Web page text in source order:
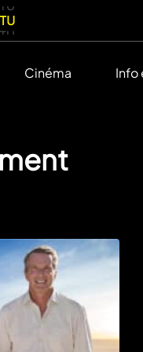
Cinéma Info